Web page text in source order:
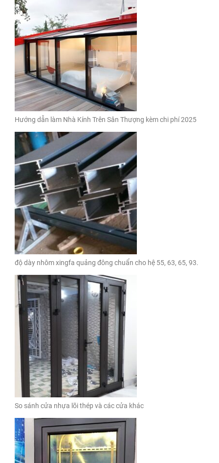
Hướng dẫn làm Nhà Kính Trên Sân Thượng kèm chi phí 2025
độ dày nhôm xingfa quảng đông chuẩn cho hệ 55, 63, 65, 93.
So sánh cửa nhựa lõi thép và các cửa khác